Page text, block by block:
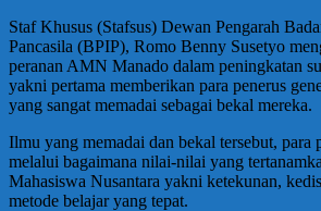
Staf Khusus (Stafsus) Dewan Pengarah
Pancasila (BPIP), Romo Benny Susetyo
peranan AMN Manado dalam peningkatan
yakni pertama memberikan para penerus
yang sangat memadai sebagai bekal mereka.
Ilmu yang memadai dan bekal tersebut, para
melalui bagaimana nilai-nilai yang
Mahasiswa Nusantara yakni ketekunan,
metode belajar yang tepat.